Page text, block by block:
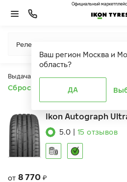
Ваш регион Москва и
область?
ДА
Официальный
Релевантность
Выдача продуктов ограничена
Сбросить все фильтры
Ikon Autograph
5.0 15 отзывов
от 8 770 ₽